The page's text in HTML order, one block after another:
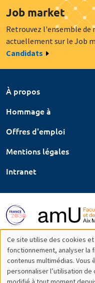
Job market
Retrouvez l'ensemble de
actuellement sur le Job
Candidats
À propos
Hommage à
Offres d'emploi
Mentions légales
Intranet
Utilisation
des
Ce site utilise des cookies
fonctionnement, analyser
contenus multimédias. Vous
personnaliser l’utilisation